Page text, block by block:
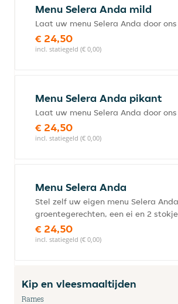
Menu Selera Anda mild
Laat uw menu Selera Anda door
€ 24,50
incl. statiegeld (€ 0,00)
Menu Selera Anda pikant
Laat uw menu Selera Anda door
€ 24,50
incl. statiegeld (€ 0,00)
Menu Selera Anda
Stel zelf uw eigen menu Selera
groentegerechten, een ei en 2
€ 24,50
incl. statiegeld (€ 0,00)
Kip en vleesmaaltijden
Rames